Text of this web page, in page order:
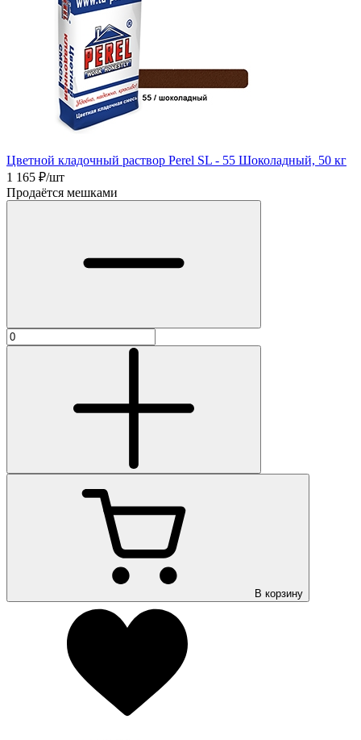
Цветной кладочный раствор Perel SL - 55 Шоколадный, 50 кг
1 165 ₽/шт
Продаётся мешками
В корзину